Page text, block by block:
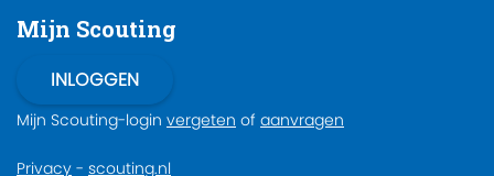
Mijn Scouting
Mijn Scouting-login vergeten of aanvragen
Privacy - scouting.nl